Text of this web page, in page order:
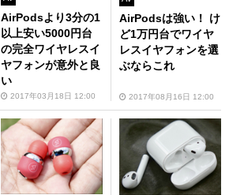
AirPodsより3分の1
以上安い5000円台
の完全ワイヤレスイ
ヤフォンが意外と良
い
2017年03月18日 12:00
AirPodsは強い！ け
ど1万円台でワイヤ
レスイヤフォンを選
ぶならこれ
2017年08月16日 12:00